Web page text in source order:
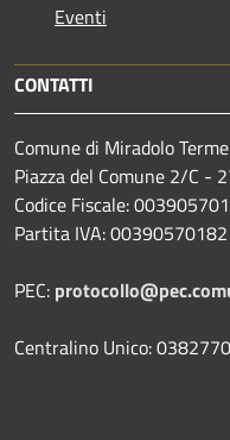
Eventi
CONTATTI
Comune di Miradolo Terme
Piazza del Comune 2/C -
Codice Fiscale:
Partita IVA: 00390570182
PEC:
Centralino Unico: